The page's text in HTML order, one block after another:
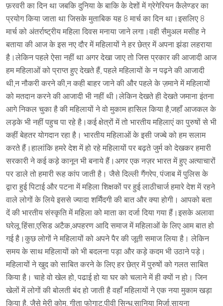
फ़रवरी का दिन था जबकि दुनिया के बाकि के देशों में ग्रेगेरियन कैलेण्डर का
प्रयोग किया जाता था जिसके मुताबिक यह 8 मार्च का दिन था।इसलिए 8
मार्च को अंतर्राष्ट्रीय महिला दिवस मनाया जाने लगा।वही सैमुअल मसीह ने
बताया की आज के इस नए दौर में महिलायों ने हर छेत्र में अपना झंडा लहराया
है।लेकिन पहले ऐसा नहीं था अगर देखा जाए तो जिस प्रकार की आजादी आज
हम महिलाओं को प्राप्त हुए देखते हैं, पहले महिलायों के न पढ़ने की आजादी
थी,न नौकरी करने की,न कही बाहर जाने की और पहले के ज़माने में महिलायों
को मतदान करने की आजादी भी नहीं थी।लेकिन देखते ही देखते जमाना इंतना
आगे निकल चुका है की महिलायों ने वो मुकाम हासिल किया है,जहाँ आजकल के
लड़के भी नहीं पहुच पा रहे है।कई क्षेत्रों में तो भारतीय महिलाएं का पुरुषों से भी
कहीं बेहतर योगदान रहा है। भारतीय महिलाओं के इसी जज्बे को हम सलाम
करते हैं।हालांकि हमरे देश में हो रहे महिलायों पर बढ़ते जुर्म को देखकर हमारी
सरकारी ने कई कड़े कानून भी बनाये हैं।अगर एक नज़र भारत में हुए अत्याचारों
पर डाले तो हमारी रूह कांप जाती है। जैसे दिल्ली गैंगरेप, पंजाब में पुलिस के
द्वारा हुई पिटाई और पटना में महिला शिक्षकों पर हुई लाठीचार्ज हमारे देश में रहने
वाले लोगों के लिये इससे ज्यादा शर्मिंदगी की बात और क्या होगी। आपको बता
दें की भारतीय संस्कृति में महिला को माता का दर्जा दिया गया हैं।इसके अलावा
घरेलू हिंसा,एसिड अटैक,अपहरण आदि समाज में महिलाओं के लिए आम बात हो
गई है।कुछ लोगों ने महिलायों को अपने पैर की जूती समाज लिया है। लेकिन
समय के साथ महिलायों को भी बदलना पड़ा और कड़े कदम भी उठाने पड़े।
महिलायों ने खुद को साबित करने के लिए हर छेत्र में पुरुषों को गलत साबित
किया है। चाहे वो खेल हो, पढाई हो या घर को चलाने में ही क्यों न हो। जिन
खेलों में लोगों की बोलती बंद हो जाती है वहाँ महिलायों ने एक नया मुकाम खड़ा
किया है, जैसे मेरी कोम, गीता फोगाट,पीवी सिन्धु,सानिया मिर्ज़ा,सायना